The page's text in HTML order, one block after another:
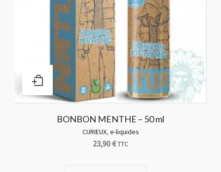
BONBON MENTHE – 50 ml
CURIEUX, e-liquides
23,90€TTC